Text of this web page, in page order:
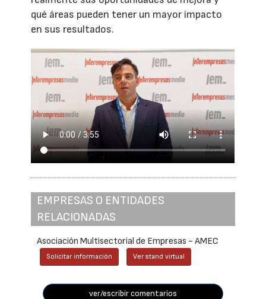
qué áreas pueden tener un mayor impacto
en sus resultados.
EMPRESAS O ENTIDADES
RELACIONADAS
Asociación Multisectorial de Empresas - AMEC
Solicitar información Ver stand virtual
ver/escribir comentarios